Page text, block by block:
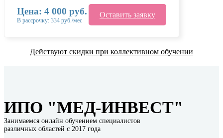
Цена: 4 000 руб.
В рассрочку: 334 руб./мес
Оставить заявку
Действуют скидки при коллективном обучении
ИПО "МЕД-ИНВЕСТ"
Занимаемся онлайн обучением специалистов
различных областей с 2017 года